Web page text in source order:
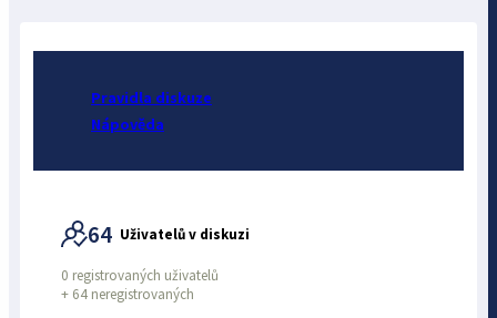
Pravidla diskuze
Nápověda
64 Uživatelů v diskuzi
0 registrovaných uživatelů
+ 64 neregistrovaných